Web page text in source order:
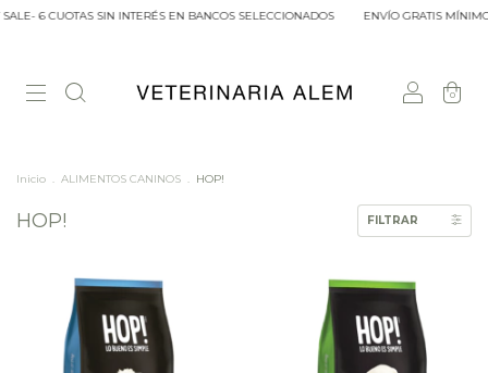
6 CUOTAS SIN INTERÉS EN BANCOS SELECCIONADOS ENVÍO GRATIS
0
Inicio . ALIMENTOS CANINOS . HOP!
HOP! FILTRAR